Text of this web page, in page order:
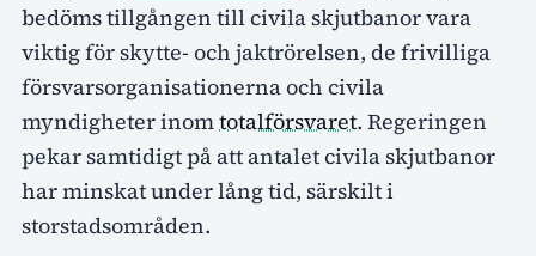
bedöms tillgången till civila skjutbanor vara
viktig för skytte- och jaktrörelsen, de frivilliga
försvarsorganisationerna och civila
myndigheter inomtotalförsvaret. Regeringen
pekar samtidigt på att antalet civila skjutbanor
har minskat under lång tid, särskilt i
storstadsområden.